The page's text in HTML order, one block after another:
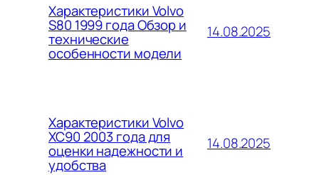
Характеристики Volvo
S80 1999 года Обзор и
технические
особенности модели
14.08.2025
Характеристики Volvo
XC90 2003 года для
оценки надежности и
удобства
14.08.2025